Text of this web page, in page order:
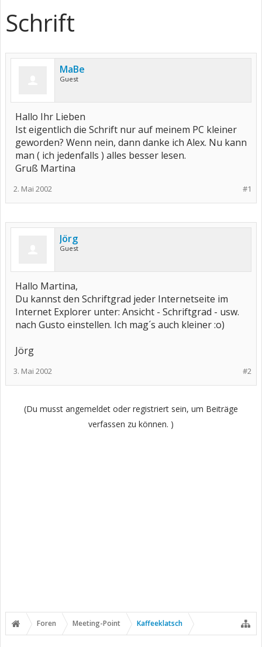
Schrift
MaBe
Guest
Hallo Ihr Lieben
Ist eigentlich die Schrift nur auf meinem PC kleiner
geworden? Wenn nein, dann danke ich Alex. Nu kann
man ( ich jedenfalls ) alles besser lesen.
Gruß Martina
#1
2. Mai 2002
Jörg
Guest
Hallo Martina,
Du kannst den Schriftgrad jeder Internetseite im
Internet Explorer unter: Ansicht - Schriftgrad - usw.
nach Gusto einstellen. Ich mag´s auch kleiner :o)
Jörg
#2
3. Mai 2002
(Du musst angemeldet oder registriert sein, um Beiträge
verfassen zu können. )
Foren Meeting-Point Kaffeeklatsch